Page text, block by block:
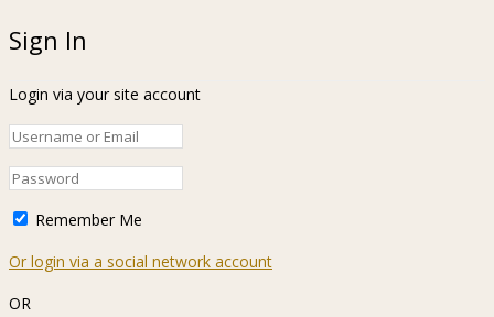
Sign In
Login via your site account
Remember Me
Or login via a social network account
OR